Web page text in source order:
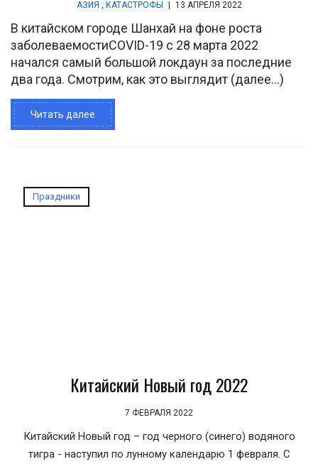
АЗИЯ , КАТАСТРОФЫ 13 АПРЕЛЯ 2022
В китайском городе Шанхай на фоне роста
заболеваемостиCOVID-19 с 28 марта 2022
начался самый большой локдаун за последние
два года. Смотрим, как это выглядит (далее…)
Читать далее
Праздники
Китайский Новый год 2022
7 ФЕВРАЛЯ 2022
Китайский Новый год – год черного (синего) водяного
тигра - наступил по лунному календарю 1 февраля. С